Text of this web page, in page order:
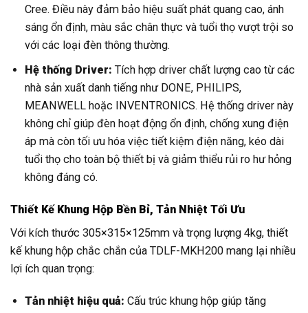
Cree. Điều này đảm bảo hiệu suất phát quang cao, ánh
sáng ổn định, màu sắc chân thực và tuổi thọ vượt trội so
với các loại đèn thông thường.
Hệ thống Driver: Tích hợp driver chất lượng cao từ các
nhà sản xuất danh tiếng như DONE, PHILIPS,
MEANWELL hoặc INVENTRONICS. Hệ thống driver này
không chỉ giúp đèn hoạt động ổn định, chống xung điện
áp mà còn tối ưu hóa việc tiết kiệm điện năng, kéo dài
tuổi thọ cho toàn bộ thiết bị và giảm thiểu rủi ro hư hỏng
không đáng có.
Thiết Kế Khung Hộp Bền Bỉ, Tản Nhiệt Tối Ưu
Với kích thước 305×315×125mm và trọng lượng 4kg, thiết
kế khung hộp chắc chắn của TDLF-MKH200 mang lại nhiều
lợi ích quan trọng:
Tản nhiệt hiệu quả: Cấu trúc khung hộp giúp tăng